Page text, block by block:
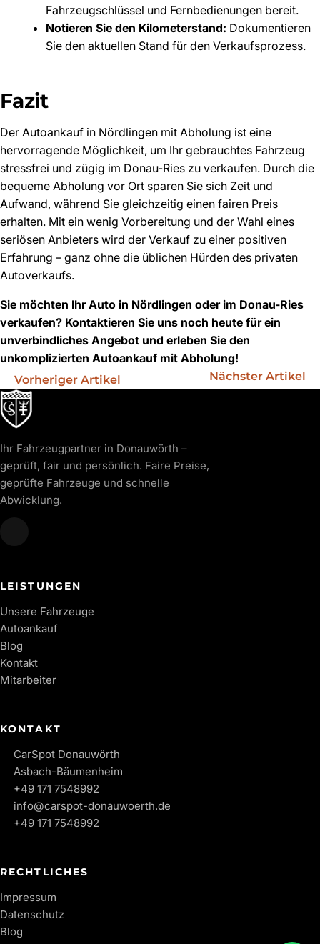
Fahrzeugschlüssel und Fernbedienungen bereit.
Notieren Sie den Kilometerstand: Dokumentieren
Sie den aktuellen Stand für den Verkaufsprozess.
Fazit
Der Autoankauf in Nördlingen mit Abholung ist eine
hervorragende Möglichkeit, um Ihr gebrauchtes Fahrzeug
stressfrei und zügig im Donau-Ries zu verkaufen. Durch die
bequeme Abholung vor Ort sparen Sie sich Zeit und
Aufwand, während Sie gleichzeitig einen fairen Preis
erhalten. Mit ein wenig Vorbereitung und der Wahl eines
seriösen Anbieters wird der Verkauf zu einer positiven
Erfahrung – ganz ohne die üblichen Hürden des privaten
Autoverkaufs.
Sie möchten Ihr Auto in Nördlingen oder im Donau-Ries
verkaufen? Kontaktieren Sie uns noch heute für ein
unverbindliches Angebot und erleben Sie den
unkomplizierten Autoankauf mit Abholung!
Vorheriger Artikel Nächster Artikel
Ihr Fahrzeugpartner in Donauwörth –
geprüft, fair und persönlich. Faire Preise,
geprüfte Fahrzeuge und schnelle
Abwicklung.
LEISTUNGEN
Unsere Fahrzeuge
Autoankauf
Blog
Kontakt
Mitarbeiter
KONTAKT
CarSpot Donauwörth
Asbach-Bäumenheim
+49 171 7548992
info@carspot-donauwoerth.de
+49 171 7548992
RECHTLICHES
Impressum
Datenschutz
Blog